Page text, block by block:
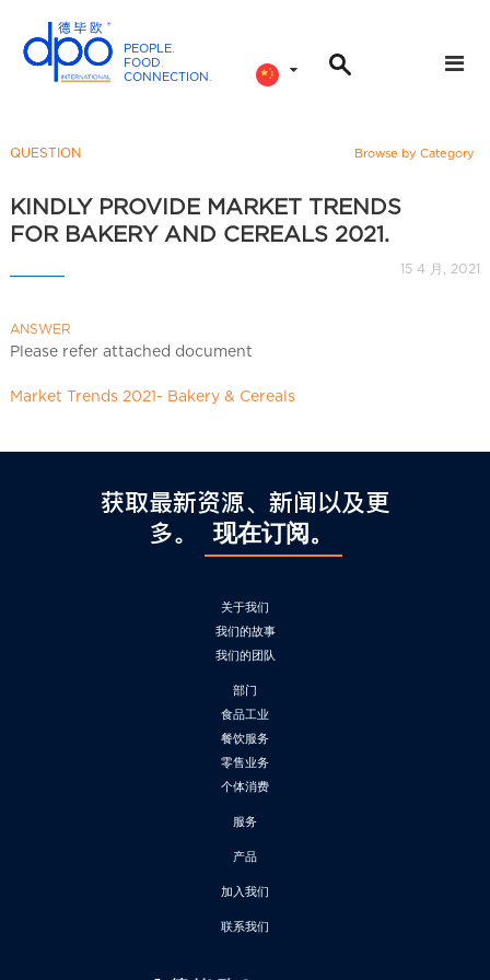
PEOPLE.
FOOD.
CONNECTION.
n
t
t
i
l
C
QUESTION Browse by Category
KINDLY PROVIDE MARKET TRENDS
FOR BAKERY AND CEREALS 2021.
15 4 月, 2021
ANSWER
Please refer attached document
Market Trends 2021- Bakery & Cereals
获取最新资源、新闻以及更
多。
现在订阅。
关于我们
我们的故事
我们的团队
部门
食品工业
餐饮服务
零售业务
个体消费
服务
产品
加入我们
联系我们